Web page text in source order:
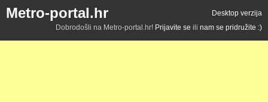
Metro-portal.hr
Desktop verzija
Dobrodošli na Metro-portal.hr! Prijavite se ili nam se pridružite :)